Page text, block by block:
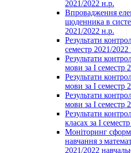
2021/2022 н.р.
Впровадження
щоденника в
2021/2022 н.р.
Результати
семестр 2021/2022
Результати
мови за І семестр
Результати
мови за І семестр
Результати
мови за І семестр
Результати
класах за І
Моніторинг
навчання з
2021/2022